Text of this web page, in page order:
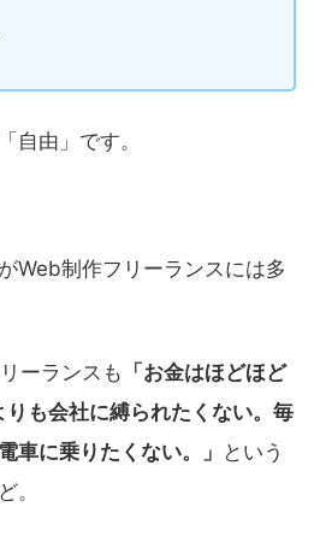
自由」です。
Web制作フリーランスには多
ーランスも 「お金はほどほど
も会社に縛られたくない。毎
車に乗りたくない。」 という
。